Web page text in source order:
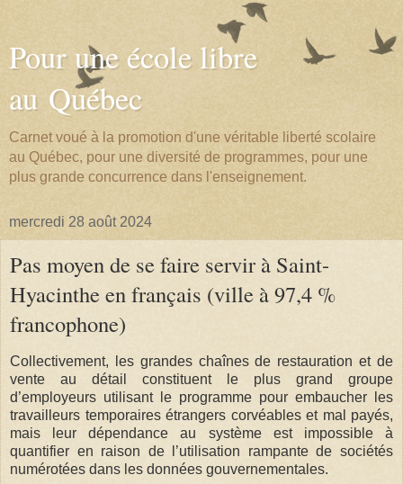
Pour une école libre
au Québec
Carnet voué à la promotion d'une véritable liberté scolaire
au Québec, pour une diversité de programmes, pour une
plus grande concurrence dans l'enseignement.
mercredi 28 août 2024
Pas moyen de se faire servir à Saint-
Hyacinthe en français (ville à 97,4 %
francophone)
Collectivement, les grandes chaînes de restauration et de
vente au détail constituent le plus grand groupe
d’employeurs utilisant le programme pour embaucher les
travailleurs temporaires étrangers corvéables et mal payés,
mais leur dépendance au système est impossible à
quantifier en raison de l’utilisation rampante de sociétés
numérotées dans les données gouvernementales.